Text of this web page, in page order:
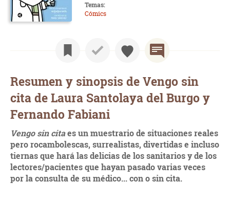
Temas:
Cómics
Resumen y sinopsis de Vengo sin
cita de Laura Santolaya del Burgo y
Fernando Fabiani
Vengo sin citaes un muestrario de situaciones reales
pero rocambolescas, surrealistas, divertidas e incluso
tiernas que hará las delicias de los sanitarios y de los
lectores/pacientes que hayan pasado varias veces
por la consulta de su médico... con o sin cita.